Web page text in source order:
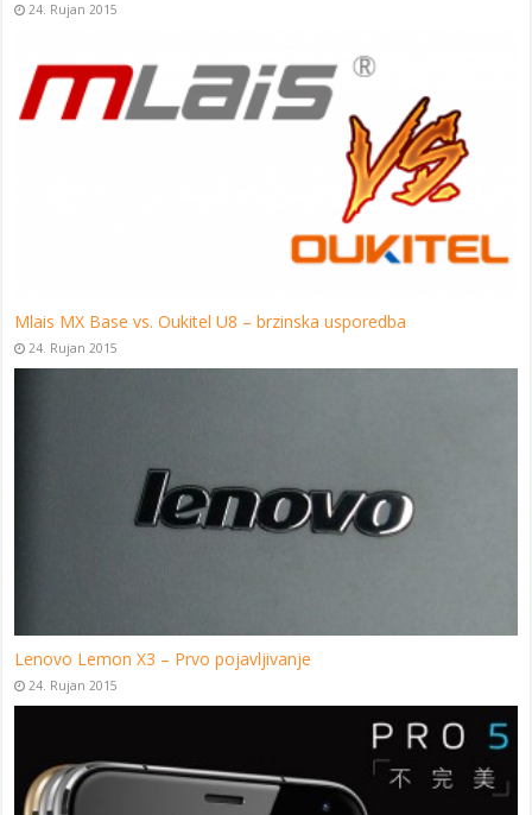
24. Rujan 2015
Mlais MX Base vs. Oukitel U8 – brzinska usporedba
24. Rujan 2015
Lenovo Lemon X3 – Prvo pojavljivanje
24. Rujan 2015